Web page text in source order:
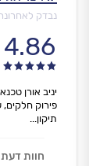
נבדק לאחרונה לפני
4.86
יניב אורן
פירוק חלקים,
תיקון...
חוות